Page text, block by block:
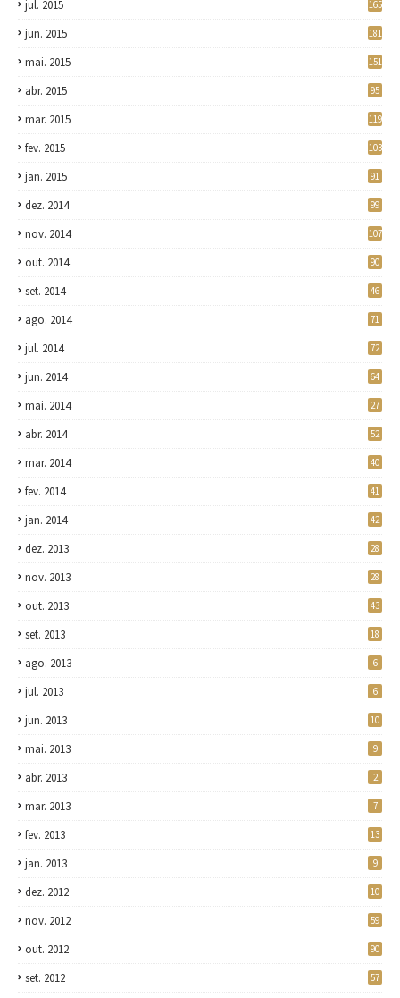
jul. 2015 165
jun. 2015 181
mai. 2015 151
abr. 2015 95
mar. 2015 119
fev. 2015 103
jan. 2015 91
dez. 2014 99
nov. 2014 107
out. 2014 90
set. 2014 46
ago. 2014 71
jul. 2014 72
jun. 2014 64
mai. 2014 27
abr. 2014 52
mar. 2014 40
fev. 2014 41
jan. 2014 42
dez. 2013 28
nov. 2013 28
out. 2013 43
set. 2013 18
ago. 2013 6
jul. 2013 6
jun. 2013 10
mai. 2013 9
abr. 2013 2
mar. 2013 7
fev. 2013 13
jan. 2013 9
dez. 2012 10
nov. 2012 59
out. 2012 90
set. 2012 57